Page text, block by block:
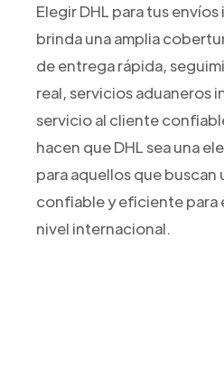
Elegir DHL para tus
brinda una amplia
de entrega rápida,
real, servicios aduaneros
servicio al cliente
hacen que DHL sea una
para aquellos que buscan
confiable y eficiente para
nivel internacional.